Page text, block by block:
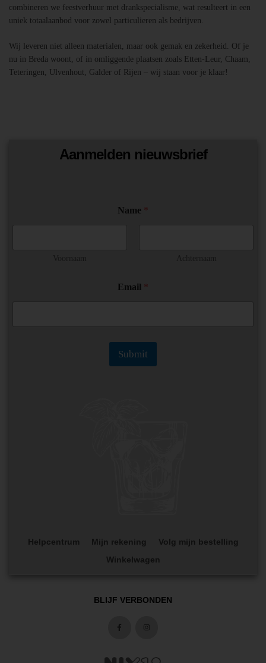
combineren we feestverhuur met drankspecialisme, wat resulteert in een
uniek totaalaanbod voor zowel particulieren als bedrijven.
Wij leveren niet alleen materialen, maar ook gemak en zekerheid. Of je
nu in Breda woont, of in omliggende plaatsen zoals Etten-Leur, Chaam,
Teteringen, Ulvenhout, Galder of Rijen – wij staan voor je klaar!
Aanmelden nieuwsbrief
a
i
Name
Email
Submit
Helpcentrum Mijn rekening
Volg mijn bestelling
Winkelwagen
BLIJF VERBONDEN